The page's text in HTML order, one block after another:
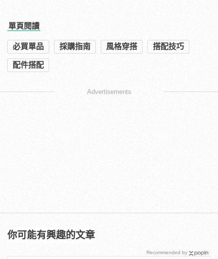
單頁閱讀
必買單品 採購指南 風格穿搭 搭配技巧
配件搭配
Advertisements
你可能有興趣的文章
Recommended by